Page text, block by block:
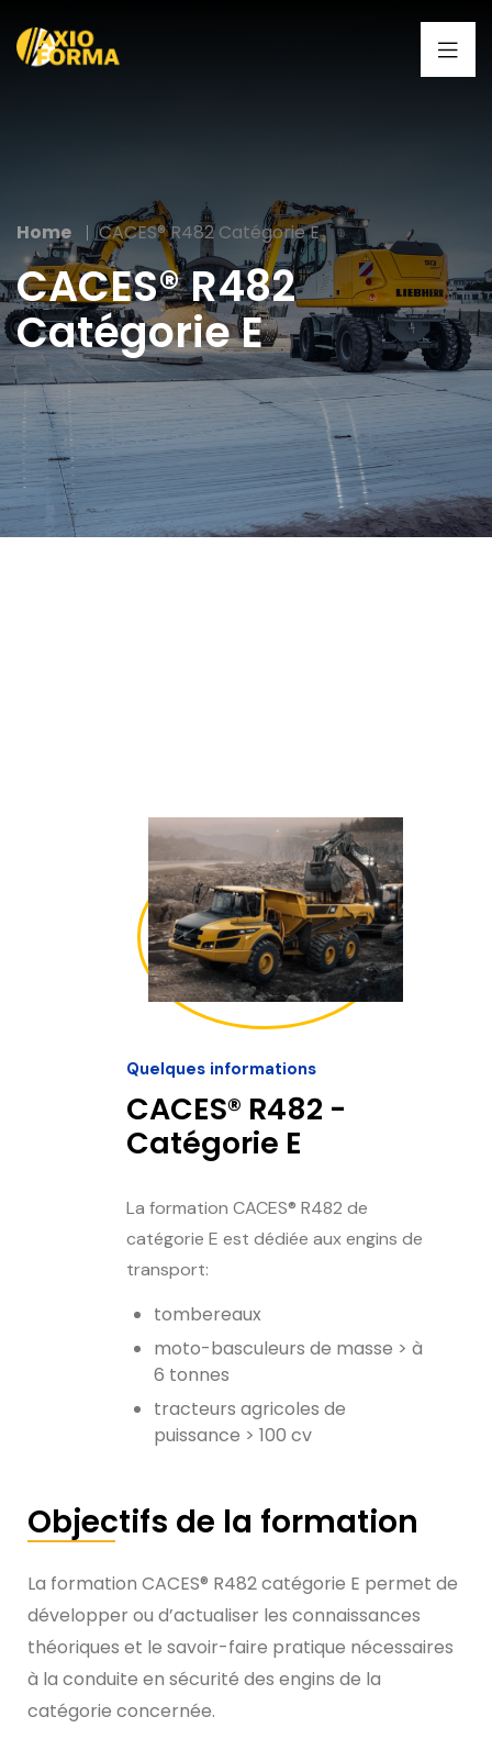
Home CACES® R482 Catégorie E
CACES® R482
Catégorie E
Quelques informations
CACES® R482 -
Catégorie E
La formation CACES® R482 de
catégorie E est dédiée aux engins de
transport:
tombereaux
moto-basculeurs de masse > à
6 tonnes
tracteurs agricoles de
puissance > 100 cv
Objectifs de la formation
La formation CACES® R482 catégorie E permet de
développer ou d’actualiser les connaissances
théoriques et le savoir-faire pratique nécessaires
à la conduite en sécurité des engins de la
catégorie concernée.